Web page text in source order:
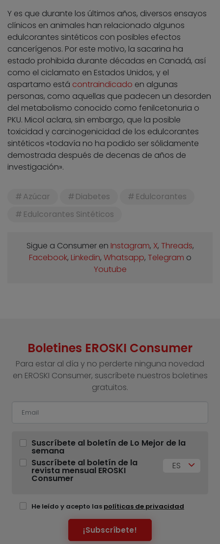
Y es que durante los últimos años, diversos ensayos
clínicos en animales han relacionado algunos
edulcorantes sintéticos con posibles efectos
cancerígenos. Por este motivo, la sacarina ha
estado prohibida durante décadas en Canadá, así
como el ciclamato en Estados Unidos, y el
aspartamo está contraindicado en algunas
personas, como aquellas que padecen un desorden
del metabolismo conocido como fenilcetonuria o
PKU. Micol aclara, sin embargo, que la posible
toxicidad y carcinogenicidad de los edulcorantes
sintéticos «todavía no ha podido ser sólidamente
demostrada después de decenas de años de
investigación».
Azúcar Diabetes
Edulcorantes
Edulcorantes Sintéticos
Sigue a Consumer en Instagram, X, Threads,
Facebook, Linkedin, Whatsapp, Telegram o
Youtube
Boletines EROSKI Consumer
Para estar al día y no perderte ninguna novedad
en EROSKI Consumer, suscríbete nuestros boletines
gratuitos.
Suscríbete al boletín de Lo Mejor de la
semana
Suscríbete al boletín de la
revista mensual EROSKI
Consumer
ES
He leído y acepto las políticas de privacidad
¡Subscríbete!